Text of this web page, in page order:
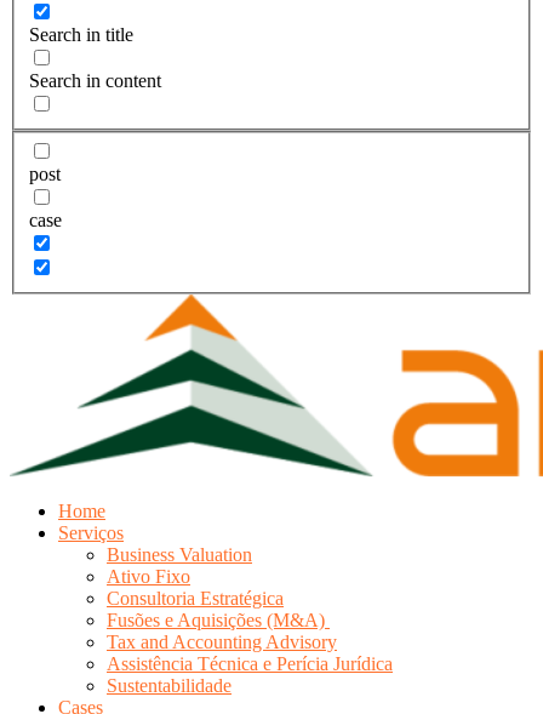
Search in title
Search in content
post
case
Home
Serviços
Business Valuation
Ativo Fixo
Consultoria Estratégica
Fusões e Aquisições (M&A)
Tax and Accounting Advisory
Assistência Técnica e Perícia Jurídica
Sustentabilidade
Cases